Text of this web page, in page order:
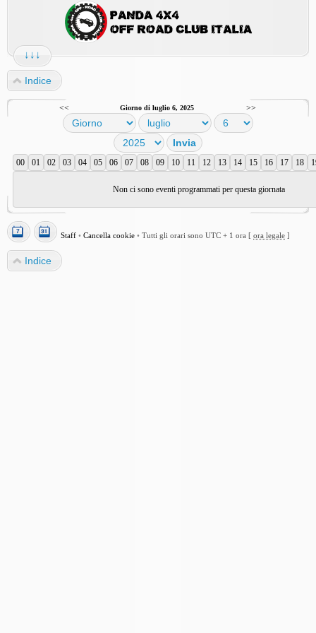
↓↓↓
Indice
<< Giorno di luglio 6, 2025 >>
00 01 02 03 04 05 06 07 08 09 10 11 12 13 14 15 16 17 18
Non ci sono eventi programmati per questa giornata
Staff • Cancella cookie • Tutti gli orari sono UTC + 1 ora [ ora legale ]
Indice